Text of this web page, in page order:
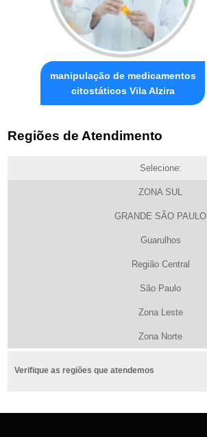
manipulação de medicamentos
citostáticos Vila Alzira
Regiões de Atendimento
Selecione:
ZONA SUL
GRANDE SÃO PAULO
Guarulhos
Região Central
São Paulo
Zona Leste
Zona Norte
Verifique as regiões que atendemos